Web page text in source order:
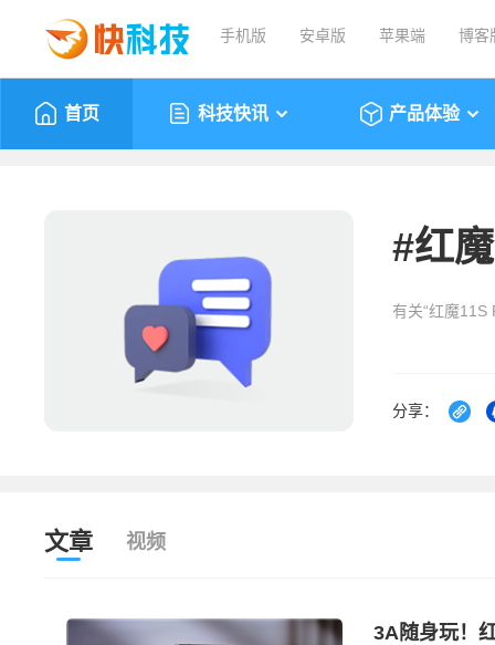
手机版 安卓版 苹果端 博客
首页 科技快讯 产品体验
#红
有关“红魔11S
分享：
文章 视频
3A随身玩！